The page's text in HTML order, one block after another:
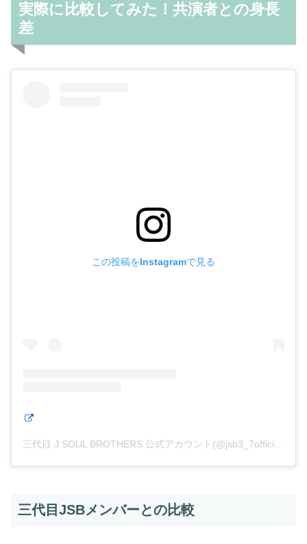
実際に比較してみた！共演者との身長
差
この投稿をInstagramで見る
三代目JSBメンバーとの比較